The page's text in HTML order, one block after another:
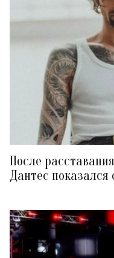
После
Дантес показался